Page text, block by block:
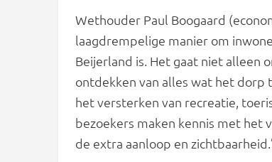
Wethouder Paul Boogaard
laagdrempelige manier om
Beijerland is. Het gaat niet alleen
ontdekken van alles wat het dorp
het versterken van recreatie,
bezoekers maken kennis met
de extra aanloop en